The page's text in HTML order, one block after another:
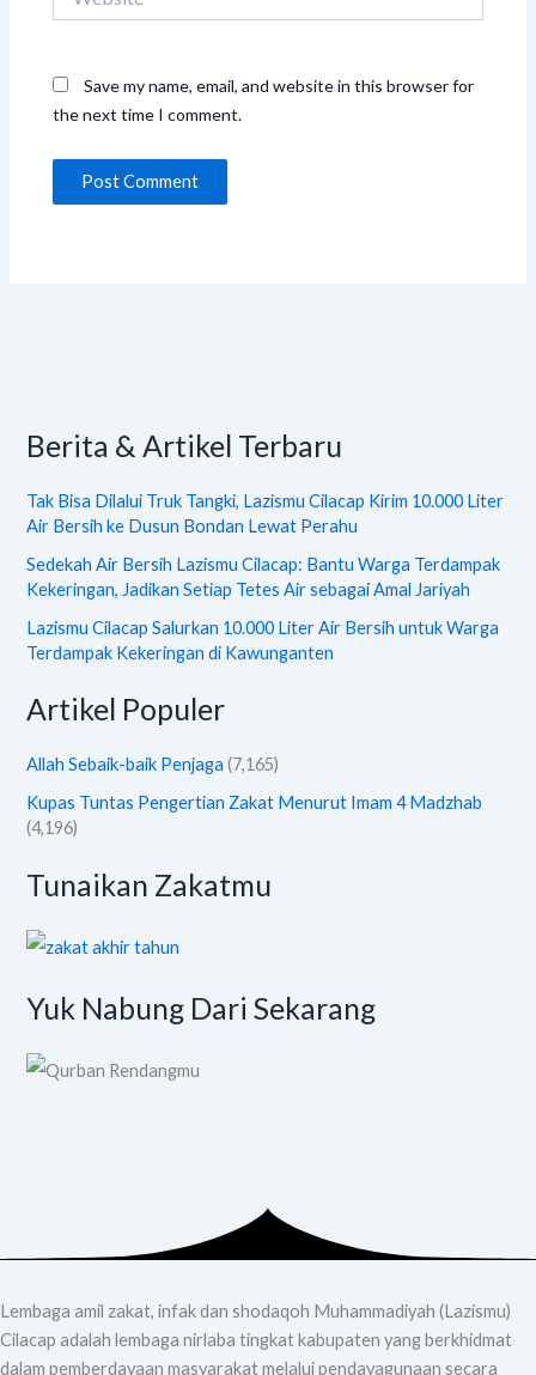
Save my name, email, and website in this browser for
the next time I comment.
Berita & Artikel Terbaru
Tak Bisa Dilalui Truk Tangki, Lazismu Cilacap Kirim 10.000 Liter
Air Bersih ke Dusun Bondan Lewat Perahu
Sedekah Air Bersih Lazismu Cilacap: Bantu Warga Terdampak
Kekeringan, Jadikan Setiap Tetes Air sebagai Amal Jariyah
Lazismu Cilacap Salurkan 10.000 Liter Air Bersih untuk Warga
Terdampak Kekeringan di Kawunganten
Artikel Populer
Allah Sebaik-baik Penjaga (7,165)
Kupas Tuntas Pengertian Zakat Menurut Imam 4 Madzhab
(4,196)
Tunaikan Zakatmu
Yuk Nabung Dari Sekarang
Lembaga amil zakat, infak dan shodaqoh Muhammadiyah (Lazismu)
Cilacap adalah lembaga nirlaba tingkat kabupaten yang berkhidmat
dalam pemberdayaan masyarakat melalui pendayagunaan secara